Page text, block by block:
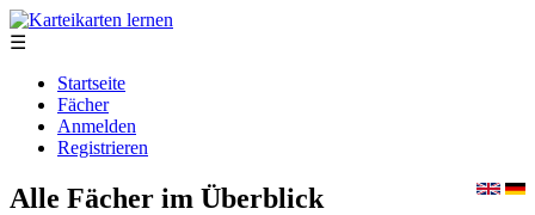
☰
Startseite
Fächer
Anmelden
Registrieren
Alle Fächer im Überblick